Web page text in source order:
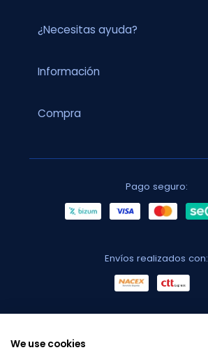
¿Necesitas ayuda?
Información
Compra
Pago seguro:
Envíos realizados con:
We use cookies